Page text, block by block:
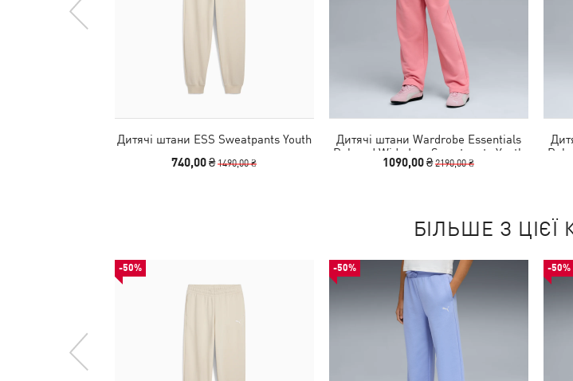
Дитячі штани ESS Sweatpants Youth
740,00 ₴1490,00 ₴
Дитячі штани Wardrobe Essentials
Relaxed Wide Leg Sweatpants Youth
1090,00 ₴2190,00 ₴
БІЛЬШЕ З ЦІЄЇ
-50% -50% -50%